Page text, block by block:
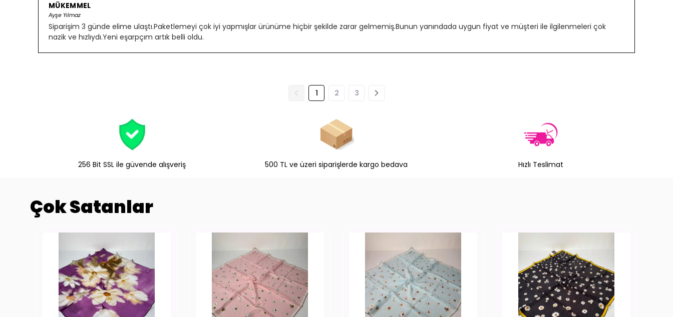
MÜKEMMEL
Ayşe Yılmaz
Siparişim 3 günde elime ulaştı.Paketlemeyi çok iyi yapmışlar ürünüme hiçbir şekilde zarar gelmemiş.Bunun yanındada uygun fiyat ve müşteri ile ilgilenmeleri çok
nazik ve hızlıydı.Yeni eşarpçım artık belli oldu.
1 2 3
256 Bit SSL ile güvende alışveriş 500 TL ve üzeri siparişlerde kargo bedava Hızlı Teslimat
Çok Satanlar